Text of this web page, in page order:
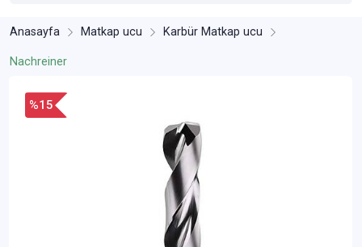
Anasayfa Matkap ucu Karbür Matkap ucu
Nachreiner
%15